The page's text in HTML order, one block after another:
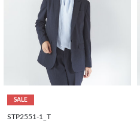
SALE
STP2551-1_T